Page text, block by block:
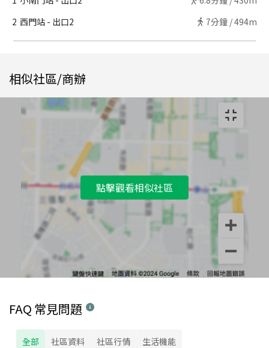
2 西門站 - 出口2 7分鐘 /494m
相似社區/商辦
點擊觀看相似社區
FAQ 常見問題
全部 社區資料 社區行情 生活機能